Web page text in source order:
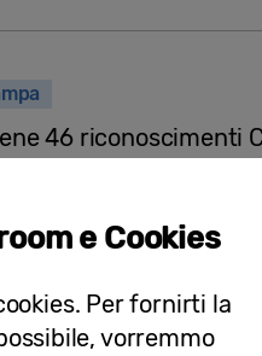
46 riconoscimenti
nel design e nella
e Cookies
Per fornirti la
vorremmo